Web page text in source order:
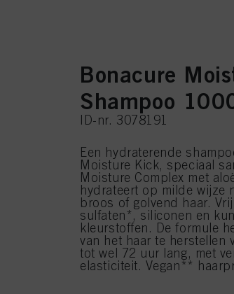
Bonacure
Shampoo
ID-nr. 3078191
Een hydraterende
Moisture Kick, speciaal
Moisture Complex met
hydrateert op milde wijze
broos of golvend haar. Vrij
sulfaten*, siliconen en
kleurstoffen. De formule
van het haar te herstellen
tot wel 72 uur lang, met
elasticiteit. Vegan**